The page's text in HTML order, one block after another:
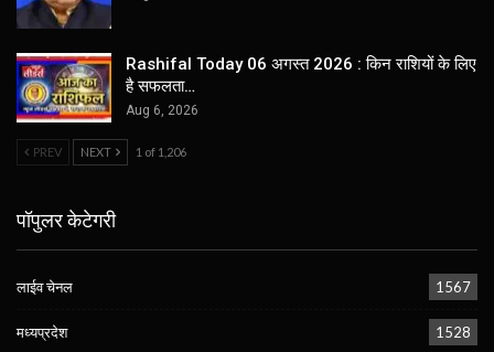
Rashifal Today 06 अगस्त 2026 : किन राशियों के लिए
है सफलता…
Aug 6, 2026
PREV NEXT 1 of 1,206
पॉपुलर केटेगरी
लाईव चेनल 1567
मध्यप्रदेश 1528